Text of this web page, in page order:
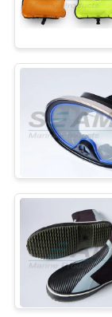
हमारे
बारे
कारखाना
गुणवत्ता
नियंत्रण
COMPANY